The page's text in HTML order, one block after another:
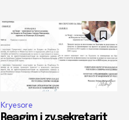
Kryesore
Reagim i zv.sekretarit